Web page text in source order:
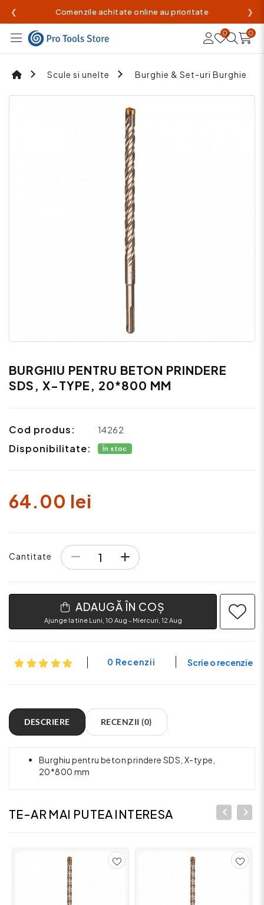
❮ Comenzile achitate online au prioritate ❯
0 0
Scule si unelte Burghie & Set-uri Burghie
BURGHIU PENTRU BETON PRINDERE
SDS, X-TYPE, 20*800 MM
Cod produs: 14262
Disponibilitate: În stoc
64.00 lei
Cantitate
ADAUGĂ ÎN COȘ
Ajunge la tine Luni, 10 Aug - Miercuri, 12 Aug
0 Recenzii Scrie o recenzie
DESCRIERE RECENZII (0)
Burghiu pentru beton prindere SDS, X-type,
20*800 mm
TE-AR MAI PUTEA INTERESA